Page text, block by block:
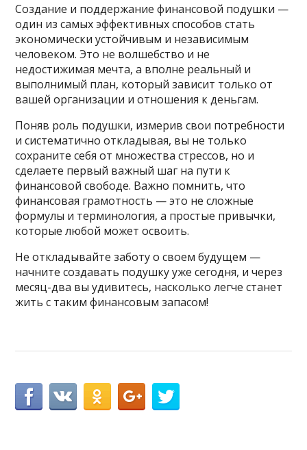
Создание и поддержание финансовой подушки —
один из самых эффективных способов стать
экономически устойчивым и независимым
человеком. Это не волшебство и не
недостижимая мечта, а вполне реальный и
выполнимый план, который зависит только от
вашей организации и отношения к деньгам.
Поняв роль подушки, измерив свои потребности
и систематично откладывая, вы не только
сохраните себя от множества стрессов, но и
сделаете первый важный шаг на пути к
финансовой свободе. Важно помнить, что
финансовая грамотность — это не сложные
формулы и терминология, а простые привычки,
которые любой может освоить.
Не откладывайте заботу о своем будущем —
начните создавать подушку уже сегодня, и через
месяц-два вы удивитесь, насколько легче станет
жить с таким финансовым запасом!